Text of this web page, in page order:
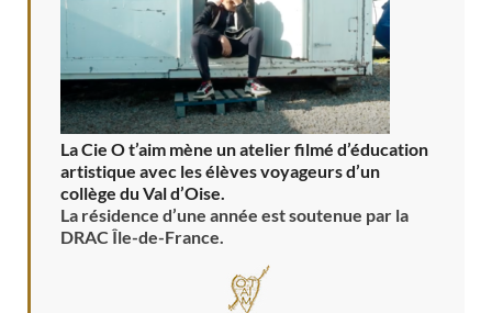
La Cie O t’aim mène un atelier filmé d’éducation
artistique avec les élèves voyageurs d’un
collège du Val d’Oise.
La résidence d’une année est soutenue par la
DRAC Île-de-France.